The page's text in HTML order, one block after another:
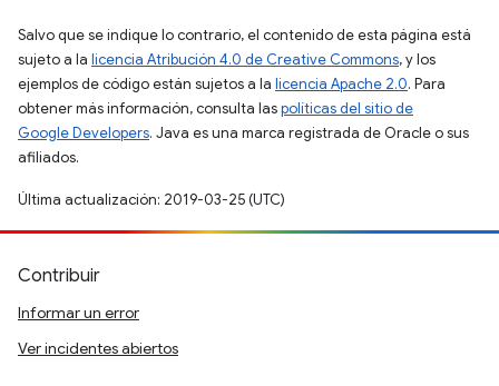
Salvo que se indique lo contrario, el contenido de esta página está
sujeto a la licencia Atribución 4.0 de Creative Commons, y los
ejemplos de código están sujetos a la licencia Apache 2.0. Para
obtener más información, consulta laspolíticas del sitio de
Google Developers. Java es una marca registrada de Oracle o sus
afiliados.
Última actualización: 2019-03-25 (UTC)
Contribuir
Informar un error
Ver incidentes abiertos